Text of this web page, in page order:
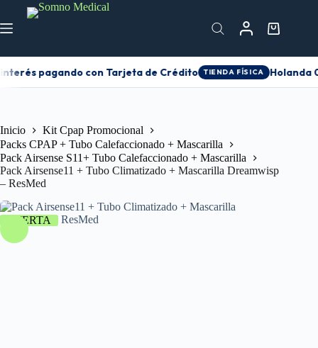
pagando con Tarjeta de Crédito TIENDA FÍSICA Holanda
Inicio
Kit Cpap Promocional
Packs CPAP + Tubo Calefaccionado + Mascarilla
Pack Airsense S11+ Tubo Calefaccionado + Mascarilla
Pack Airsense11 + Tubo Climatizado + Mascarilla Dreamwisp
– ResMed
OFERTA